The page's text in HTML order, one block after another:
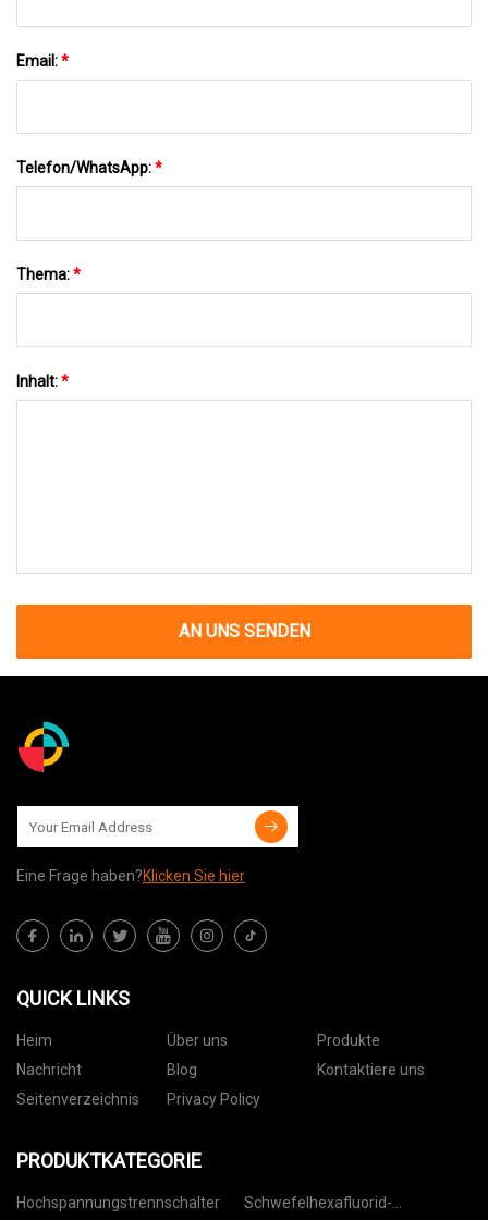
Email:*
Telefon/WhatsApp:*
Thema:*
Inhalt:*
AN UNS SENDEN
Eine Frage haben?Klicken Sie hier
QUICK LINKS
Heim Über uns
Produkte
Nachricht
Blog
Kontaktiere uns
Seitenverzeichnis
Privacy Policy
PRODUKTKATEGORIE
Hochspannungstrennschalter
Schwefelhexafluorid-